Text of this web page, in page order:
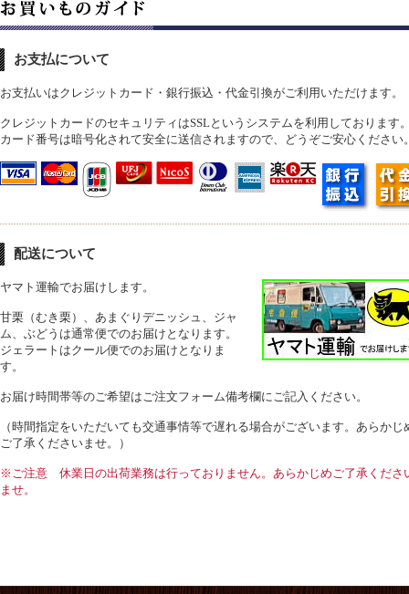
お支払について
お支払いはクレジットカード・銀行振込・代金引換がご利用いただけます。
クレジットカードのセキュリティはSSLというシステムを利用しております
カード番号は暗号化されて安全に送信されますので、どうぞご安心ください
配送について
ヤマト運輸でお届けします。
甘栗（むき栗）、あまぐりデニッシュ、ジャ
ム、ぶどうは通常便でのお届けとなります。
ジェラートはクール便でのお届けとなりま
す。
お届け時間帯等のご希望はご注文フォーム備考欄にご記入ください。
（時間指定をいただいても交通事情等で遅れる場合がございます。あらかじ
ご了承くださいませ。）
※ご注意 休業日の出荷業務は行っておりません。あらかじめご了承くださ
ませ。